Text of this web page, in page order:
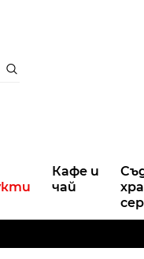
Кафе и
чай